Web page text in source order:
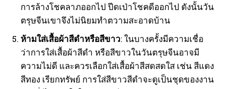
การล้างโชคลาภออกไป ปีดเป่าโชคดีออกไป ดังนั้นวัน
ตรุษจีนเขาจึงไม่นิยมทำตวามสะอาดบ้าน
ห้ามใส่เสื้อผ้าสีดำหรือสีขาว: ในบางครั้งมีความเชื่อ
ว่าการใส่เสื้อผ้าสีดำ หรือสีขาวในวันตรุษจีนอาจมี
ความไม่ดี และควรเลือกใส่เสื้อผ้าสีสดสดใส เช่น สีแดง
สีทอง เรียกทรัพย์ การใส่สีขาวสีดำจะดูเป็นชุดของงาน